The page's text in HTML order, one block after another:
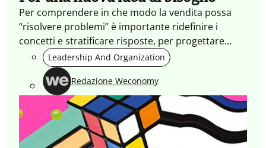
Per comprendere in che modo la vendita possa
“risolvere problemi” è importante ridefinire i
concetti e stratificare risposte, per progettare
come reagire in maniera adattiva, innovativa o
disruptive.
Leadership And Organization
Redazione Weconomy